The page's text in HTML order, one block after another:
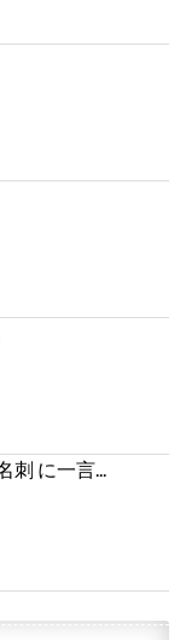
刺 に一言...